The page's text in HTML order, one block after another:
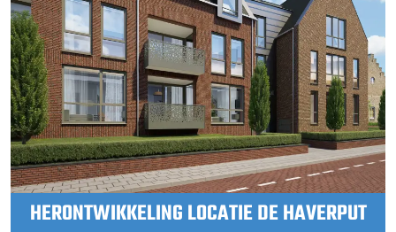
HERONTWIKKELING LOCATIE DE HAVERPUT